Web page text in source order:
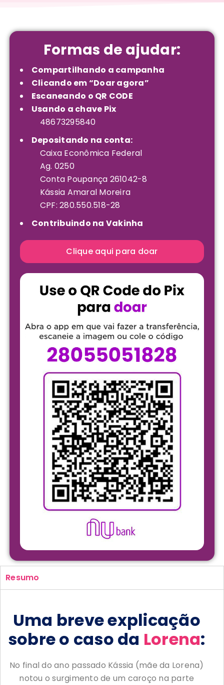
Resumo
Uma breve explicação
sobre o caso da Lorena:
No final do ano passado Kássia (mãe da Lorena)
notou o surgimento de um caroço na parte
Formas de ajudar:
Compartilhando a campanha
Clicando em “Doar agora”
Escaneando o QR CODE
Usando a chave Pix
48673295840
Depositando na conta:
Caixa Econômica Federal
Ag. 0250
Conta Poupança 261042-8
Kássia Amaral Moreira
CPF: 280.550.518-28
Contribuindo na Vakinha
Clique aqui para doar